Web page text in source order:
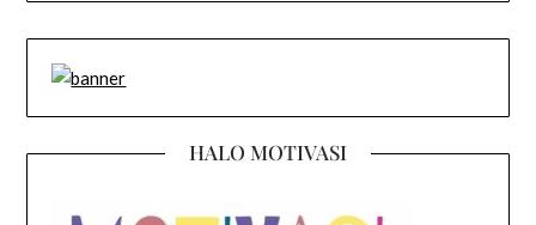
HALO MOTIVASI